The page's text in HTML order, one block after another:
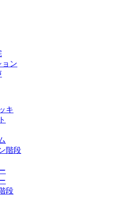
ョン
キ
階段
段